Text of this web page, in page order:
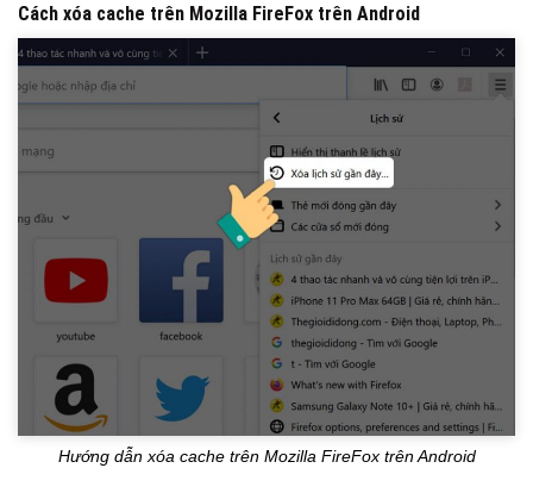
Cách xóa cache trên Mozilla FireFox trên Android
Hướng dẫn xóa cache trên Mozilla FireFox trên Android